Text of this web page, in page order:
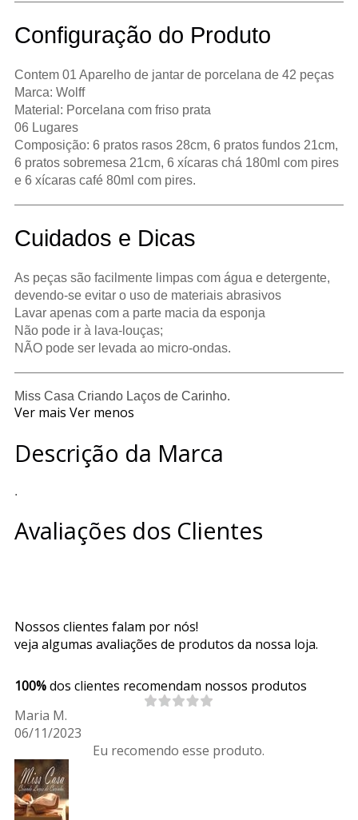
Configuração do Produto
Contem 01 Aparelho de jantar de porcelana de 42 peças
Marca: Wolff
Material: Porcelana com friso prata
06 Lugares
Composição: 6 pratos rasos 28cm, 6 pratos fundos 21cm,
6 pratos sobremesa 21cm, 6 xícaras chá 180ml com pires
e 6 xícaras café 80ml com pires.
Cuidados e Dicas
As peças são facilmente limpas com água e detergente,
devendo-se evitar o uso de materiais abrasivos
Lavar apenas com a parte macia da esponja
Não pode ir à lava-louças;
NÃO pode ser levada ao micro-ondas.
Miss Casa Criando Laços de Carinho.
Ver mais Ver menos
Descrição da Marca
.
Avaliações dos Clientes
Nossos clientes falam por nós!
veja algumas avaliações de produtos da nossa loja.
100% dos clientes recomendam nossos produtos
Maria M.
06/11/2023
Eu recomendo esse produto.